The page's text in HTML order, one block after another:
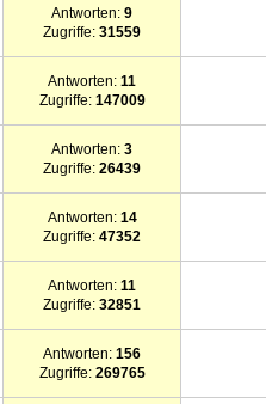
Antworten:9
Zugriffe:31559
Antworten:11
Zugriffe: 147009
Antworten:3
Zugriffe:26439
Antworten: 14
Zugriffe:47352
Antworten:11
Zugriffe:32851
Antworten:156
Zugriffe: 269765